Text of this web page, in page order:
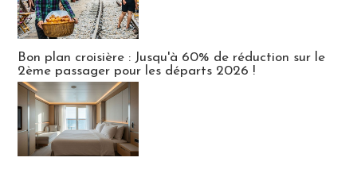
Bon plan croisière : Jusqu'à 60% de réduction sur le
2ème passager pour les départs 2026 !